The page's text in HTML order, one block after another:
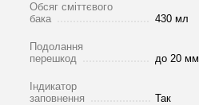
Обсяг сміттєвого
бака
430 мл
Подолання
перешкод
до 20 мм
Індикатор
заповнення
Так